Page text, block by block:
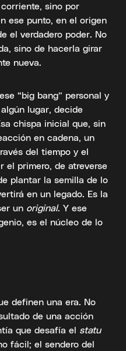
sino por
ese punto, en el origen
el verdadero poder. No
sino de hacerla girar
nueva.
“big bang” personal y
lugar, decide
chispa inicial que, sin
en cadena, un
del tiempo y el
el primero, de atreverse
plantar la semilla de lo
en un legado. Es la
un original. Y ese
es el núcleo de lo
definen una era. No
de una acción
que desafía el statu
fácil; el sendero del